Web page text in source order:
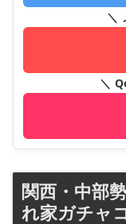
＼
＼
関西・中部
れ家ガチャ